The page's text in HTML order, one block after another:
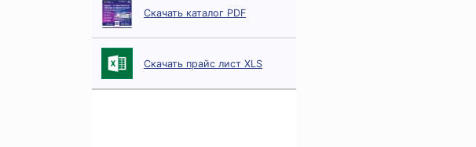
Скачать каталог PDF
Скачать прайс лист XLS